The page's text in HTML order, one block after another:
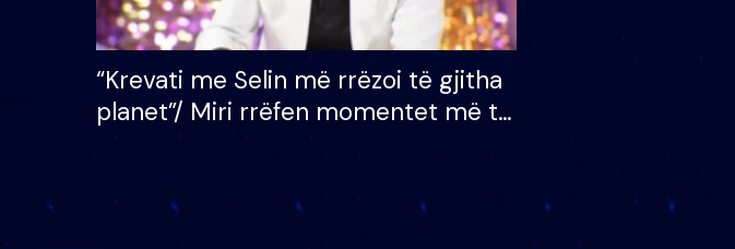
“Krevati me Selin më rrëzoi të gjitha
planet”/ Miri rrëfen momentet më të
bukura në shtëpinë e BB VIP: Do më